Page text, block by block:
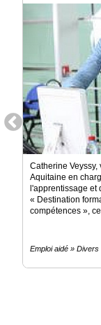
Catherine
Aquitaine en
l'apprentissage et
« Destination
compétences »,
Emploi aidé » Divers